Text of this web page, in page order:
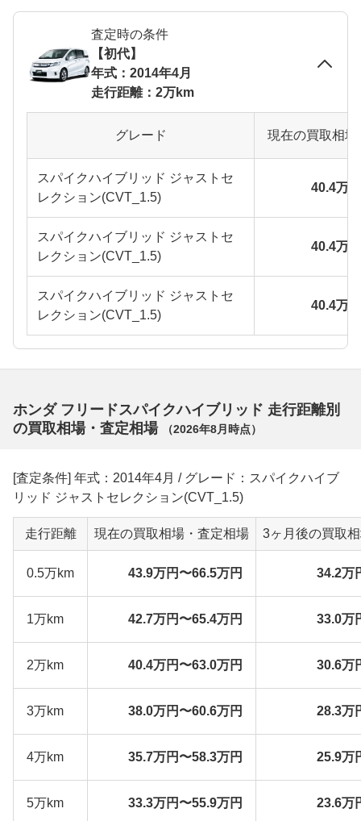
査定時の条件
【初代】
年式：2014年4月
走行距離：2万km
グレード 現在の買取相
スパイクハイブリッド ジャストセ
レクション(CVT_1.5)
40.4万
スパイクハイブリッド ジャストセ
レクション(CVT_1.5)
40.4万
スパイクハイブリッド ジャストセ
レクション(CVT_1.5)
40.4万
ホンダ フリードスパイクハイブリッド 走行距離別
の買取相場・査定相場
（2026年8月 時点）
[査定条件] 年式：2014年4月 / グレード：スパイクハイブ
リッド ジャストセレクション(CVT_1.5)
走行距離 現在の買取相場・査定相場 3ヶ月後の買取
0.5万km 43.9万円〜66.5万円 34.2万
1万km 42.7万円〜65.4万円 33.0万
2万km 40.4万円〜63.0万円 30.6万
3万km 38.0万円〜60.6万円 28.3万
4万km 35.7万円〜58.3万円 25.9万
5万km 33.3万円〜55.9万円 23.6万